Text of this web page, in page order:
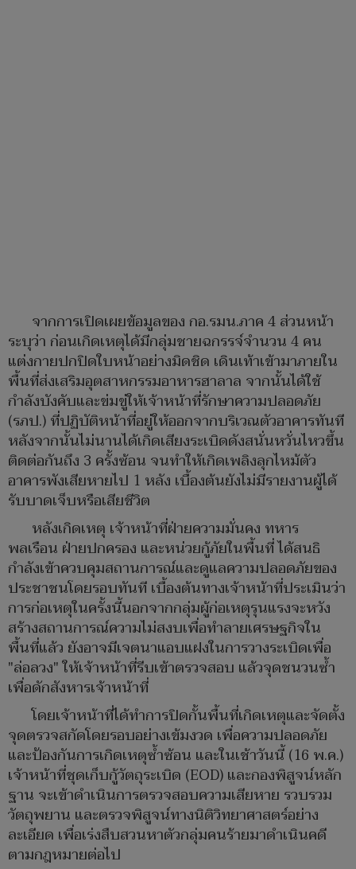
จากการเปิดเผยข้อมูลของ กอ.รมน.ภาค 4 ส่วนหน้า
ระบุว่า ก่อนเกิดเหตุได้มีกลุ่มชายฉกรรจ์จำนวน 4 คน
แต่งกายปกปิดใบหน้าอย่างมิดชิด เดินเท้าเข้ามาภายใน
พื้นที่ส่งเสริมอุตสาหกรรมอาหารฮาลาล จากนั้นได้ใช้
กำลังบังคับและข่มขู่ให้เจ้าหน้าที่รักษาความปลอดภัย
(รภป.) ที่ปฏิบัติหน้าที่อยู่ให้ออกจากบริเวณตัวอาคารทันที
หลังจากนั้นไม่นานได้เกิดเสียงระเบิดดังสนั่นหวั่นไหวขึ้น
ติดต่อกันถึง 3 ครั้งซ้อน จนทำให้เกิดเพลิงลุกไหม้ตัว
อาคารพังเสียหายไป 1 หลัง เบื้องต้นยังไม่มีรายงานผู้ได้
รับบาดเจ็บหรือเสียชีวิต
หลังเกิดเหตุ เจ้าหน้าที่ฝ่ายความมั่นคง ทหาร
พลเรือน ฝ่ายปกครอง และหน่วยกู้ภัยในพื้นที่ ได้สนธิ
กำลังเข้าควบคุมสถานการณ์และดูแลความปลอดภัยของ
ประชาชนโดยรอบทันที เบื้องต้นทางเจ้าหน้าที่ประเมินว่า
การก่อเหตุในครั้งนี้นอกจากกลุ่มผู้ก่อเหตุรุนแรงจะหวัง
สร้างสถานการณ์ความไม่สงบเพื่อทำลายเศรษฐกิจใน
พื้นที่แล้ว ยังอาจมีเจตนาแอบแฝงในการวางระเบิดเพื่อ
"ล่อลวง" ให้เจ้าหน้าที่รีบเข้าตรวจสอบ แล้วจุดชนวนซ้ำ
เพื่อดักสังหารเจ้าหน้าที่
โดยเจ้าหน้าที่ได้ทำการปิดกั้นพื้นที่เกิดเหตุและจัดตั้ง
จุดตรวจสกัดโดยรอบอย่างเข้มงวด เพื่อความปลอดภัย
และป้องกันการเกิดเหตุซ้ำซ้อน และในเช้าวันนี้ (16 พ.ค.)
เจ้าหน้าที่ชุดเก็บกู้วัตถุระเบิด (EOD) และกองพิสูจน์หลัก
ฐาน จะเข้าดำเนินการตรวจสอบความเสียหาย รวบรวม
วัตถุพยาน และตรวจพิสูจน์ทางนิติวิทยาศาสตร์อย่าง
ละเอียด เพื่อเร่งสืบสวนหาตัวกลุ่มคนร้ายมาดำเนินคดี
ตามกฎหมายต่อไป